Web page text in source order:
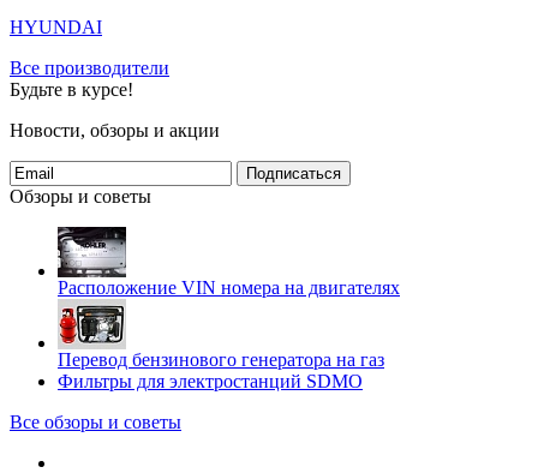
HYUNDAI
Все производители
Будьте в курсе!
Новости, обзоры и акции
Подписаться
Обзоры и советы
Расположение VIN номера на двигателях
Перевод бензинового генератора на газ
Фильтры для электростанций SDMO
Все обзоры и советы